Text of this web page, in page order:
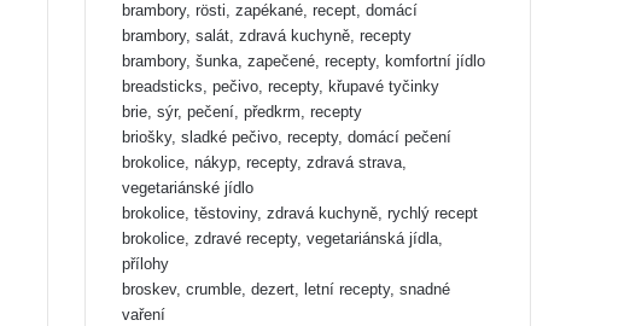
brambory, rösti, zapékané, recept, domácí
brambory, salát, zdravá kuchyně, recepty
brambory, šunka, zapečené, recepty, komfortní jídlo
breadsticks, pečivo, recepty, křupavé tyčinky
brie, sýr, pečení, předkrm, recepty
briošky, sladké pečivo, recepty, domácí pečení
brokolice, nákyp, recepty, zdravá strava,
vegetariánské jídlo
brokolice, těstoviny, zdravá kuchyně, rychlý recept
brokolice, zdravé recepty, vegetariánská jídla,
přílohy
broskev, crumble, dezert, letní recepty, snadné
vaření